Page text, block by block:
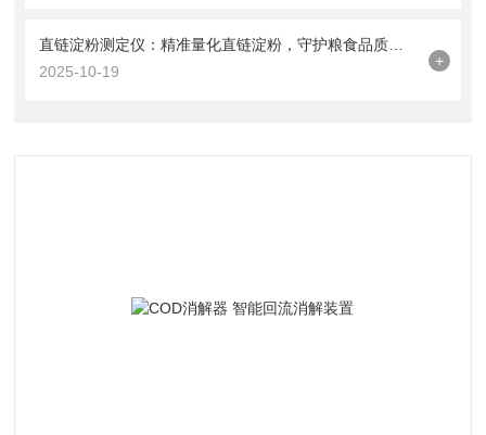
直链淀粉测定仪：精准量化直链淀粉，守护粮食品质与食品安全​
2025-10-19
+